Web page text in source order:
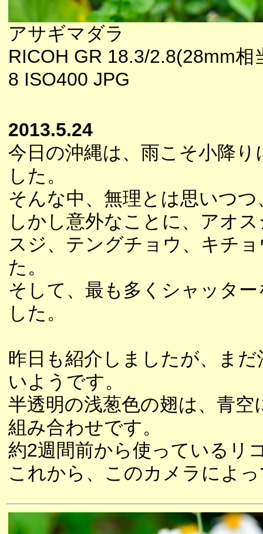
アサギマダラ
RICOH GR 18.3/2.8(28mm相
8 ISO400 JPG
2013.5.24
今日の沖縄は、雨こそ小降
した。
そんな中、無理とは思いつ
しかし意外なことに、アオ
スジ、テングチョウ、キチ
た。
そして、最も多くシャッタ
した。
昨日も紹介しましたが、ま
いようです。
半透明の浅葱色の翅は、青
組み合わせです。
約2週間前から使っているリ
これから、このカメラによ